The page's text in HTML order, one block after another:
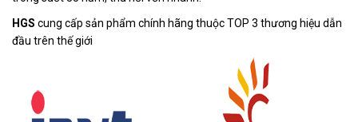
HGS cung cấp sản phẩm chính hãng thuộc TOP 3 thương hiệu dẫn
đầu trên thế giới